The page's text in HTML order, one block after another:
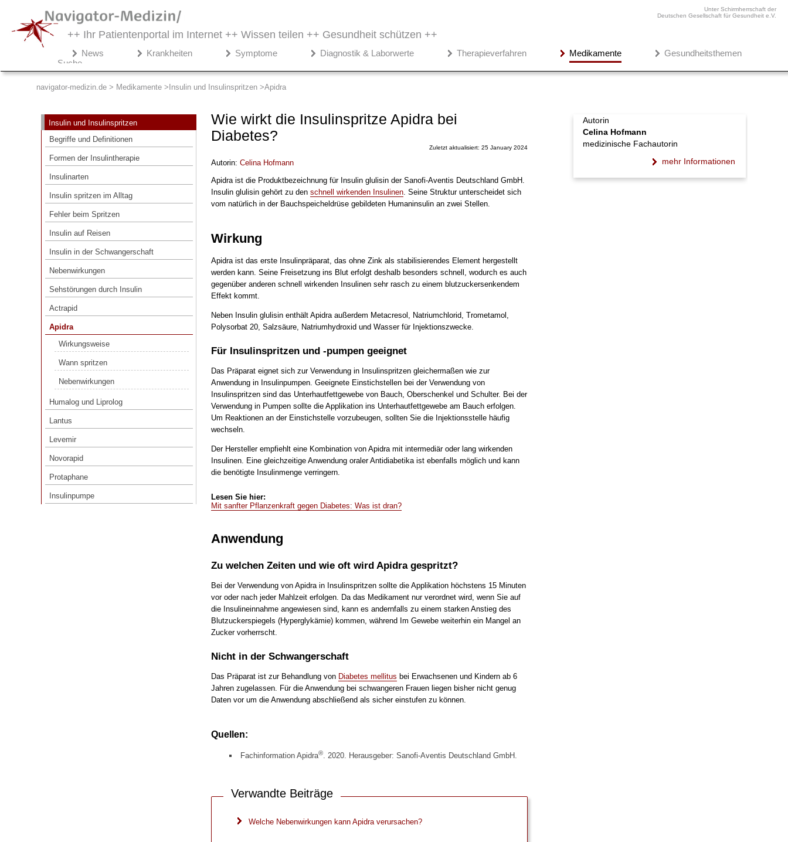
Unter Schirmherrschaft der
Deutschen Gesellschaft für Gesundheit e.V.
++ Ihr Patientenportal im Internet ++ Wissen teilen ++ Gesundheit schützen ++
News Krankheiten Symptome Diagnostik & Laborwerte Therapieverfahren Medikamente
Gesundheitsthemen
Suche
navigator-medizin.de > Medikamente Insulin und Insulinspritzen Apidra
Insulin und Insulinspritzen
Begriffe und Definitionen
Formen der Insulintherapie
Insulinarten
Insulin spritzen im Alltag
Fehler beim Spritzen
Insulin auf Reisen
Insulin in der Schwangerschaft
Nebenwirkungen
Sehstörungen durch Insulin
Actrapid
Apidra
Wirkungsweise
Wann spritzen
Nebenwirkungen
Humalog und Liprolog
Lantus
Levemir
Novorapid
Protaphane
Insulinpumpe
Wie wirkt die Insulinspritze Apidra bei
Diabetes?
Zuletzt aktualisiert: 25 January 2024
Autorin: Celina Hofmann
Apidra ist die Produktbezeichnung für Insulin glulisin der Sanofi-Aventis Deutschland GmbH.
Insulin glulisin gehört zu den schnell wirkenden Insulinen. Seine Struktur unterscheidet sich
vom natürlich in der Bauchspeicheldrüse gebildeten Humaninsulin an zwei Stellen.
Wirkung
Apidra ist das erste Insulinpräparat, das ohne Zink als stabilisierendes Element hergestellt
werden kann. Seine Freisetzung ins Blut erfolgt deshalb besonders schnell, wodurch es auch
gegenüber anderen schnell wirkenden Insulinen sehr rasch zu einem blutzuckersenkendem
Effekt kommt.
Neben Insulin glulisin enthält Apidra außerdem Metacresol, Natriumchlorid, Trometamol,
Polysorbat 20, Salzsäure, Natriumhydroxid und Wasser für Injektionszwecke.
Für Insulinspritzen und -pumpen geeignet
Das Präparat eignet sich zur Verwendung in Insulinspritzen gleichermaßen wie zur
Anwendung in Insulinpumpen. Geeignete Einstichstellen bei der Verwendung von
Insulinspritzen sind das Unterhautfettgewebe von Bauch, Oberschenkel und Schulter. Bei der
Verwendung in Pumpen sollte die Applikation ins Unterhautfettgewebe am Bauch erfolgen.
Um Reaktionen an der Einstichstelle vorzubeugen, sollten Sie die Injektionsstelle häufig
wechseln.
Der Hersteller empfiehlt eine Kombination von Apidra mit intermediär oder lang wirkenden
Insulinen. Eine gleichzeitige Anwendung oraler Antidiabetika ist ebenfalls möglich und kann
die benötigte Insulinmenge verringern.
Lesen Sie hier:
Mit sanfter Pflanzenkraft gegen Diabetes: Was ist dran?
Anwendung
Zu welchen Zeiten und wie oft wird Apidra gespritzt?
Bei der Verwendung von Apidra in Insulinspritzen sollte die Applikation höchstens 15 Minuten
vor oder nach jeder Mahlzeit erfolgen. Da das Medikament nur verordnet wird, wenn Sie auf
die Insulineinnahme angewiesen sind, kann es andernfalls zu einem starken Anstieg des
Blutzuckerspiegels (Hyperglykämie) kommen, während Im Gewebe weiterhin ein Mangel an
Zucker vorherrscht.
Nicht in der Schwangerschaft
Das Präparat ist zur Behandlung von Diabetes mellitus bei Erwachsenen und Kindern ab 6
Jahren zugelassen. Für die Anwendung bei schwangeren Frauen liegen bisher nicht genug
Daten vor um die Anwendung abschließend als sicher einstufen zu können.
Quellen:
Fachinformation Apidra®. 2020. Herausgeber: Sanofi-Aventis Deutschland GmbH.
Verwandte Beiträge
Welche Nebenwirkungen kann Apidra verursachen?
Navigator-
▾
Medikamente
Insulin und Insulinspritzen
Begriffe und Definitionen
Formen der Insulintherapie
Insulinarten
Insulin spritzen im Alltag
Fehler beim Spritzen
Insulin auf Reisen
Insulin in der Schwangerschaft
Nebenwirkungen
Sehstörungen durch Insulin
Wirkungsweise
Wann spritzen
Nebenwirkungen
Novorapid
Protaphane
Insulinpumpe
Autorin
Celina Hofmann
medizinische Fachautorin
mehr Informationen